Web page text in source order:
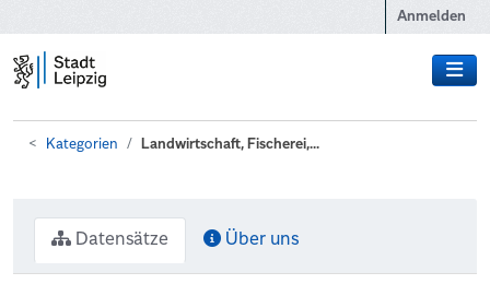
Anmelden
Kategorien Landwirtschaft, Fischerei,...
Datensätze Über uns